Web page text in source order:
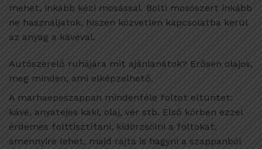
mehet, inkább kézi mosással. Bolti mosószert inkább
ne használjatok, hiszen közvetlen kapcsolatba kerül
az anyag a kávéval.
Autószerelő ruhájára mit ajánlanátok? Erősen olajos,
meg minden, ami elképzelhető.
A marhaepeszappan mindenféle foltot eltüntet:
kávé, anyatejes kaki, olaj, vér stb. Első körben ezzel
érdemes folttisztítani, kidörzsölni a foltokat,
amennyire lehet, majd rajta is hagyni a szappanból